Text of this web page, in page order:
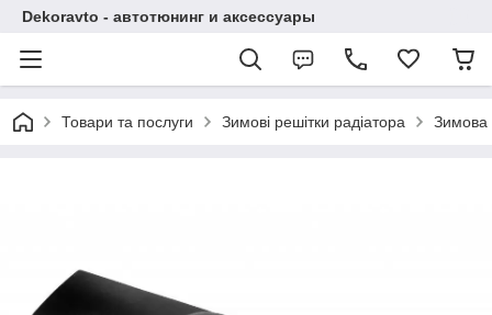
Dekoravto - автотюнинг и аксессуары
Товари та послуги Зимові решітки радіатора Зимова